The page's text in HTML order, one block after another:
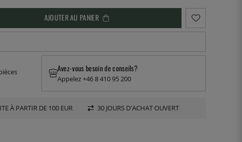
AJOUTER AU PANIER
Avez-vous besoin de conseils?
Appelez +46 8 410 95 200
À PARTIR DE 100 EUR 30 JOURS D'ACHAT OUVERT